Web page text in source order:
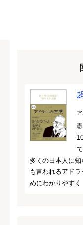
憲
多くの日本人に
も言われるアド
めにわかりやすく